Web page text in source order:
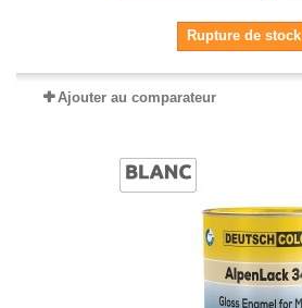
Rupture de stock
Ajouter au comparateur